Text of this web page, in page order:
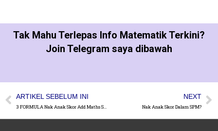
Tak Mahu Terlepas Info Matematik Terkini?
Join Telegram saya dibawah
ARTIKEL SEBELUM INI
3 FORMULA Nak Anak Skor Add Maths SPM
NEXT
Nak Anak Skor Dalam SPM?